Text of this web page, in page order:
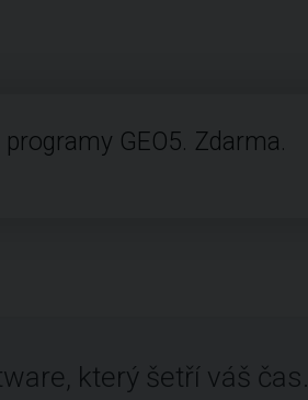
GEO5. Zdarma.
který šetří váš čas.